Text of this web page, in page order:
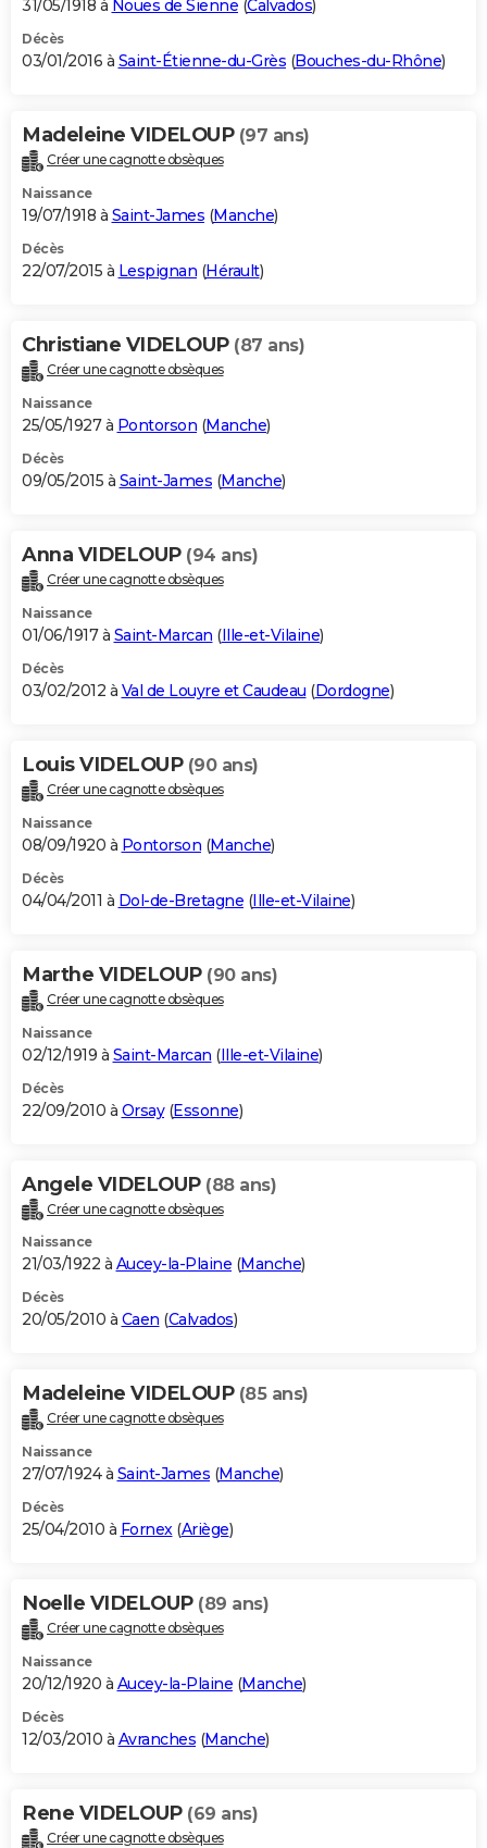
31/05/1918 à Noues de Sienne (Calvados)
Décès
03/01/2016 à Saint-Étienne-du-Grès (Bouches-du-Rhône)
Madeleine VIDELOUP (97 ans)
Créer une cagnotte obsèques
Naissance
19/07/1918 à Saint-James (Manche)
Décès
22/07/2015 à Lespignan (Hérault)
Christiane VIDELOUP (87 ans)
Créer une cagnotte obsèques
Naissance
25/05/1927 à Pontorson (Manche)
Décès
09/05/2015 à Saint-James (Manche)
Anna VIDELOUP (94 ans)
Créer une cagnotte obsèques
Naissance
01/06/1917 à Saint-Marcan (Ille-et-Vilaine)
Décès
03/02/2012 à Val de Louyre et Caudeau (Dordogne)
Louis VIDELOUP (90 ans)
Créer une cagnotte obsèques
Naissance
08/09/1920 à Pontorson (Manche)
Décès
04/04/2011 à Dol-de-Bretagne (Ille-et-Vilaine)
Marthe VIDELOUP (90 ans)
Créer une cagnotte obsèques
Naissance
02/12/1919 à Saint-Marcan (Ille-et-Vilaine)
Décès
22/09/2010 à Orsay(Essonne)
Angele VIDELOUP (88 ans)
Créer une cagnotte obsèques
Naissance
21/03/1922 à Aucey-la-Plaine (Manche)
Décès
20/05/2010 à Caen (Calvados)
Madeleine VIDELOUP (85 ans)
Créer une cagnotte obsèques
Naissance
27/07/1924 à Saint-James (Manche)
Décès
25/04/2010 à Fornex(Ariège)
Noelle VIDELOUP (89 ans)
Créer une cagnotte obsèques
Naissance
20/12/1920 à Aucey-la-Plaine (Manche)
Décès
12/03/2010 à Avranches (Manche)
Rene VIDELOUP (69 ans)
Créer une cagnotte obsèques